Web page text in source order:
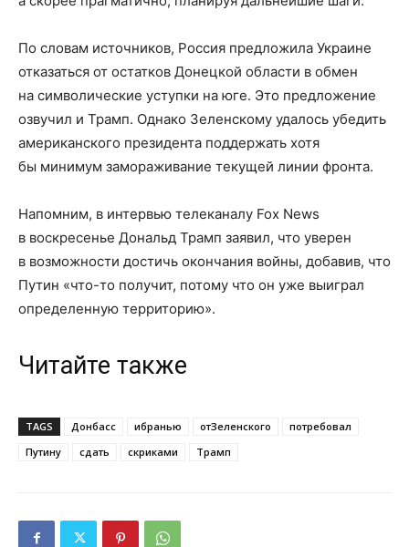
По словам источников, Россия предложила Украине
отказаться от остатков Донецкой области в обмен
на символические уступки на юге. Это предложение
озвучил и Трамп. Однако Зеленскому удалось убедить
американского президента поддержать хотя
бы минимум замораживание текущей линии фронта.
Напомним, в интервью телеканалу Fox News
в воскресенье Дональд Трамп заявил, что уверен
в возможности достичь окончания войны, добавив, что
Путин «что-то получит, потому что он уже выиграл
определенную территорию».
Читайте также
TAGS Донбасс ибранью отЗеленского
потребовал
Путину
сдать скриками Трамп